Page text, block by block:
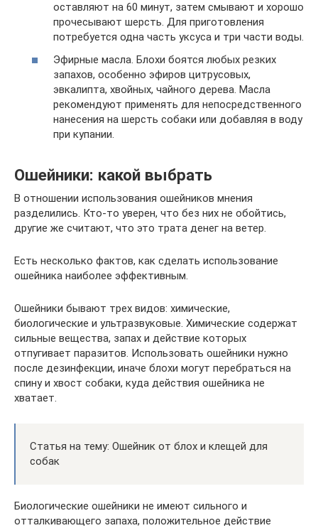
оставляют на 60 минут, затем смывают и хорошо
прочесывают шерсть. Для приготовления
потребуется одна часть уксуса и три части воды.
Эфирные масла. Блохи боятся любых резких
запахов, особенно эфиров цитрусовых,
эвкалипта, хвойных, чайного дерева. Масла
рекомендуют применять для непосредственного
нанесения на шерсть собаки или добавляя в воду
при купании.
Ошейники: какой выбрать
В отношении использования ошейников мнения
разделились. Кто-то уверен, что без них не обойтись,
другие же считают, что это трата денег на ветер.
Есть несколько фактов, как сделать использование
ошейника наиболее эффективным.
Ошейники бывают трех видов: химические,
биологические и ультразвуковые. Химические содержат
сильные вещества, запах и действие которых
отпугивает паразитов. Использовать ошейники нужно
после дезинфекции, иначе блохи могут перебраться на
спину и хвост собаки, куда действия ошейника не
хватает.
Статья на тему: Ошейник от блох и клещей для
собак
Биологические ошейники не имеют сильного и
отталкивающего запаха, положительное действие